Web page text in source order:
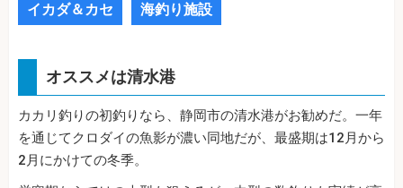
イカダ＆カセ 海釣り施設
オススメは清水港
カカリ釣りの初釣りなら、静岡市の清水港がお勧めだ。一年
を通じてクロダイの魚影が濃い同地だが、最盛期は12月から
2月にかけての冬季。